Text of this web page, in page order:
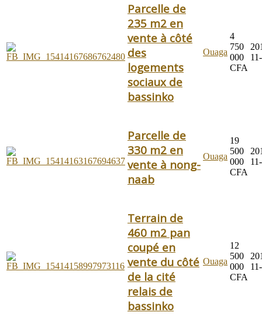
Parcelle de
235 m2 en
vente à côté
des
logements
sociaux de
bassinko
Ouaga
4
750
000
CFA
Parcelle de
330 m2 en
vente à nong-
naab
Ouaga
19
500
000
CFA
Terrain de
460 m2 pan
coupé en
vente du côté
de la cité
relais de
bassinko
Ouaga
12
500
000
CFA